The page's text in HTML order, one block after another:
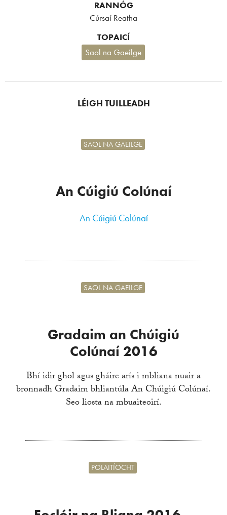
RANNÓG
Cúrsaí Reatha
TOPAICÍ
Saol na Gaeilge
LÉIGH TUILLEADH
An Cúigiú Colúnaí
SAOL NA GAEILGE
An Cúigiú Colúnaí
Gradaim an Chúigiú
Colúnaí 2016
SAOL NA GAEILGE
Bhí idir ghol agus gháire arís i mbliana nuair a
bronnadh Gradaim bhliantúla An Chúigiú Colúnaí.
Seo liosta na mbuaiteoirí.
POLAITÍOCHT